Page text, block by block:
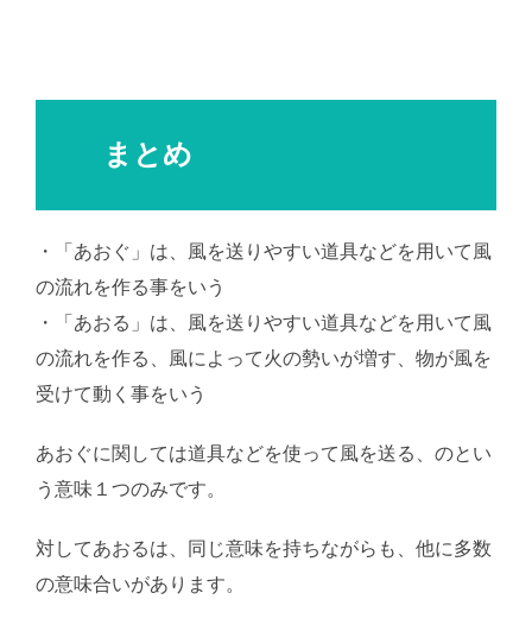
まとめ
・「あおぐ」は、風を送りやすい道具などを用いて風
の流れを作る事をいう
・「あおる」は、風を送りやすい道具などを用いて風
の流れを作る、風によって火の勢いが増す、物が風を
受けて動く事をいう
あおぐに関しては道具などを使って風を送る、のとい
う意味１つのみです。
対してあおるは、同じ意味を持ちながらも、他に多数
の意味合いがあります。